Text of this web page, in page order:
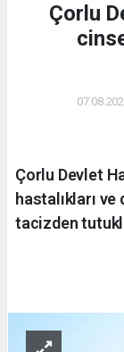
Çorlu
Çorlu Devlet
hastalıkları
tacizden